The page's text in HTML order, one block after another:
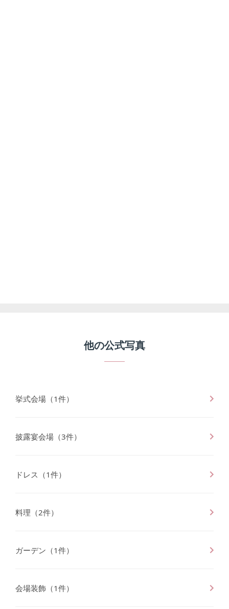
他の公式写真
挙式会場 （1件）
披露宴会場 （3件）
ドレス （1件）
料理 （2件）
ガーデン （1件）
会場装飾 （1件）